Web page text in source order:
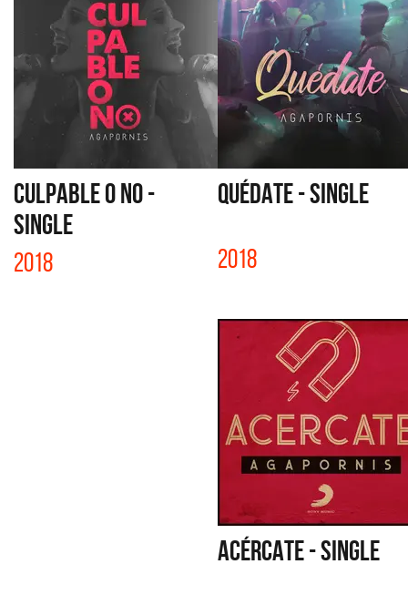
CULPABLE O NO -
SINGLE
2018
QUÉDATE - SINGLE
2018
ACÉRCATE - SINGLE